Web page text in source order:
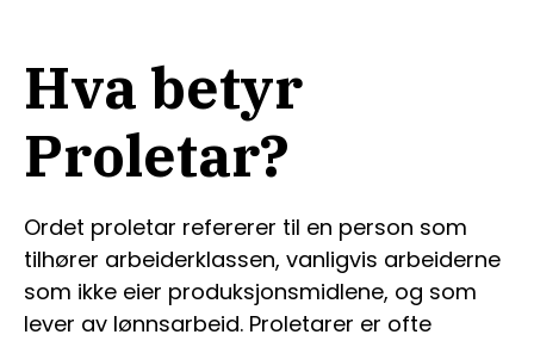
Hva betyr
Proletar?
Ordet proletar refererer til en person som
tilhører arbeiderklassen, vanligvis arbeiderne
som ikke eier produksjonsmidlene, og som
lever av lønnsarbeid. Proletarer er ofte